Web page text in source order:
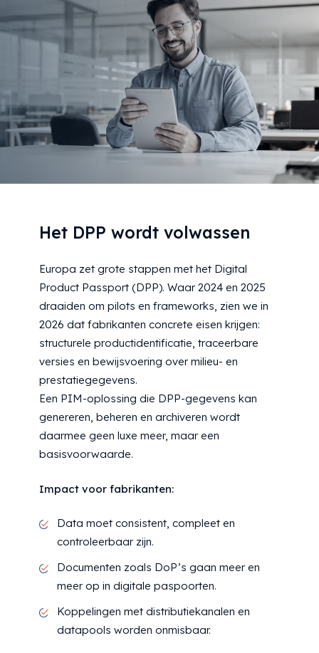
Het DPP wordt volwassen
Europa zet grote stappen met het Digital
Product Passport (DPP). Waar 2024 en 2025
draaiden om pilots en frameworks, zien we in
2026 dat fabrikanten concrete eisen krijgen:
structurele productidentificatie, traceerbare
versies en bewijsvoering over milieu- en
prestatiegegevens.
Een PIM-oplossing die DPP-gegevens kan
genereren, beheren en archiveren wordt
daarmee geen luxe meer, maar een
basisvoorwaarde.
Impact voor fabrikanten:
Data moet consistent, compleet en
controleerbaar zijn.
Documenten zoals DoP’s gaan meer en
meer op in digitale paspoorten.
Koppelingen met distributiekanalen en
datapools worden onmisbaar.